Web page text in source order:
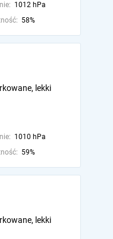
1012 hPa
58%
lekki
1010 hPa
59%
lekki